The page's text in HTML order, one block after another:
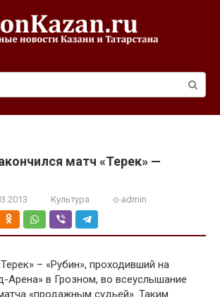
матч «Терек» —
Культура o-admin
– «Рубин», проходивший на
Арена» в Грозном, во всеуслышание
«продажным судьей». Таким